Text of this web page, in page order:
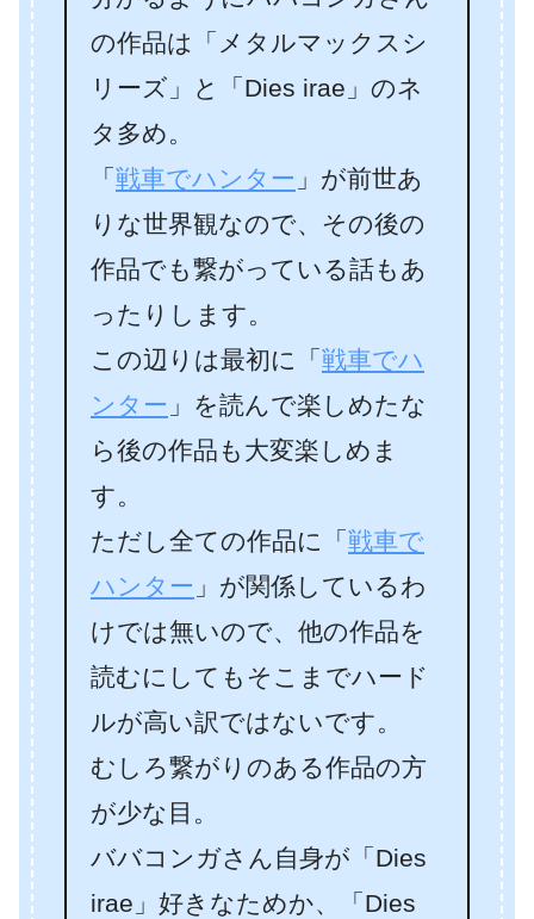
の作品は「メタルマックスシ
リーズ」と「Dies irae」のネ
タ多め。
「 戦車でハンター 」が前世あ
りな世界観なので、その後の
作品でも繋がっている話もあ
ったりします。
この辺りは最初に「 戦車でハ
ンター 」を読んで楽しめたな
ら後の作品も大変楽しめま
す。
ただし全ての作品に「 戦車で
ハンター 」が関係しているわ
けでは無いので、他の作品を
読むにしてもそこまでハード
ルが高い訳ではないです。
むしろ繋がりのある作品の方
が少な目。
ババコンガさん自身が「Dies
irae」好きなためか、「Dies